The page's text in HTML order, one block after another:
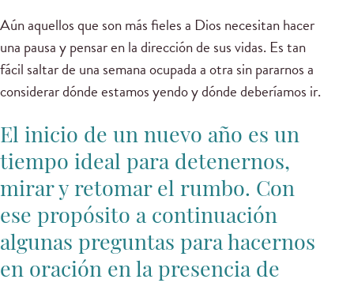
Aún aquellos que son más fieles a Dios necesitan hacer
una pausa y pensar en la dirección de sus vidas. Es tan
fácil saltar de una semana ocupada a otra sin pararnos a
considerar dónde estamos yendo y dónde deberíamos ir.
El inicio de un nuevo año es un
tiempo ideal para detenernos,
mirar y retomar el rumbo. Con
ese propósito a continuación
algunas preguntas para hacernos
en oración en la presencia de